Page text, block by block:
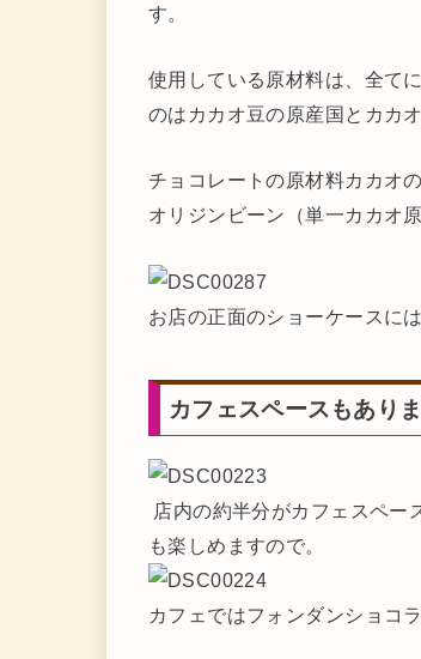
す。
使用している原材料は、全て
のはカカオ豆の原産国とカカオ
チョコレートの原材料カカオ
オリジンビーン（単一カカオ
お店の正面のショーケースに
カフェスペースもありま
店内の約半分がカフェスペー
も楽しめますので。
カフェではフォンダンショコ